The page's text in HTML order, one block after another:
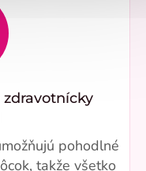
pohodlné
takže všetko